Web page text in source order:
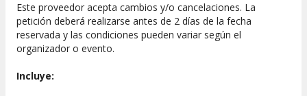
Este proveedor acepta cambios y/o cancelaciones. La
petición deberá realizarse antes de 2 días de la fecha
reservada y las condiciones pueden variar según el
organizador o evento.
Incluye: